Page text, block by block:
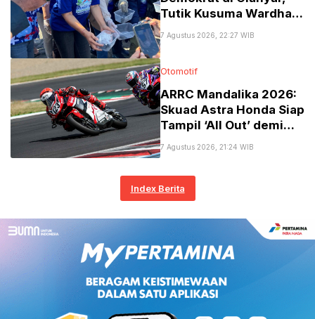
Tutik Kusuma Wardhani
Tekankan Pentingnya
7 Agustus 2026, 22:27 WIB
Otomotif
​ARRC Mandalika 2026:
Skuad Astra Honda Siap
Tampil ‘All Out’ demi
7 Agustus 2026, 21:24 WIB
Index Berita